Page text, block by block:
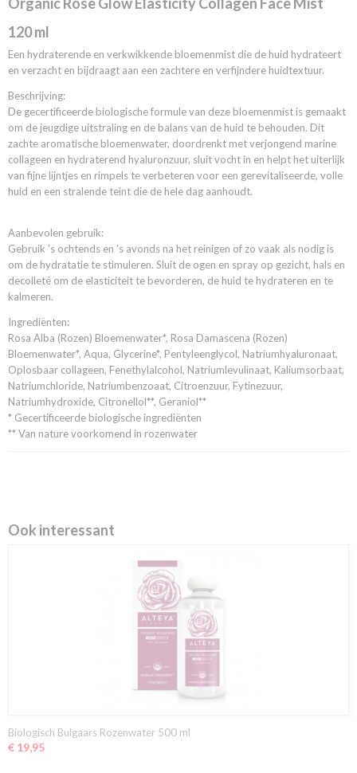
3800219796322
120 ml
Een hydraterende en verkwikkende bloemenmist die de huid hydrateert
en verzacht en bijdraagt ​​aan een zachtere en verfijndere huidtextuur.
Beschrijving:
De gecertificeerde biologische formule van deze bloemenmist is gemaakt
om de jeugdige uitstraling en de balans van de huid te behouden. Dit
zachte aromatische bloemenwater, doordrenkt met verjongend marine
collageen en hydraterend hyaluronzuur, sluit vocht in en helpt het uiterlijk
van fijne lijntjes en rimpels te verbeteren voor een gerevitaliseerde, volle
huid en een stralende teint die de hele dag aanhoudt.
Aanbevolen gebruik:
Gebruik 's ochtends en 's avonds na het reinigen of zo vaak als nodig is
om de hydratatie te stimuleren. Sluit de ogen en spray op gezicht, hals en
decolleté om de elasticiteit te bevorderen, de huid te hydrateren en te
kalmeren.
Ingrediënten:
Rosa Alba (Rozen) Bloemenwater*, Rosa Damascena (Rozen)
Bloemenwater*, Aqua, Glycerine*, Pentyleenglycol, Natriumhyaluronaat,
Oplosbaar collageen, Fenethylalcohol, Natriumlevulinaat, Kaliumsorbaat,
Natriumchloride, Natriumbenzoaat, Citroenzuur, Fytinezuur,
Natriumhydroxide, Citronellol**, Geraniol**
* Gecertificeerde biologische ingrediënten
** Van nature voorkomend in rozenwater
Ook interessant
Biologisch Bulgaars Rozenwater 500 ml
€ 19,95